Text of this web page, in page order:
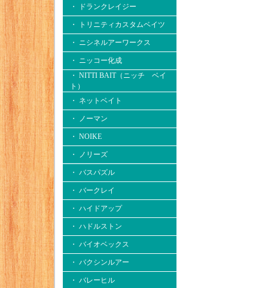
・ ドランクレイジー
・ トリニティカスタムベイツ
・ ニシネルアーワークス
・ ニッコー化成
・ NITTI BAIT（ニッチ ベイ
ト）
・ ネットベイト
・ ノーマン
・ NOIKE
・ ノリーズ
・ バスパズル
・ バークレイ
・ ハイドアップ
・ ハドルストン
・ バイオベックス
・ バクシンルアー
・ バレーヒル